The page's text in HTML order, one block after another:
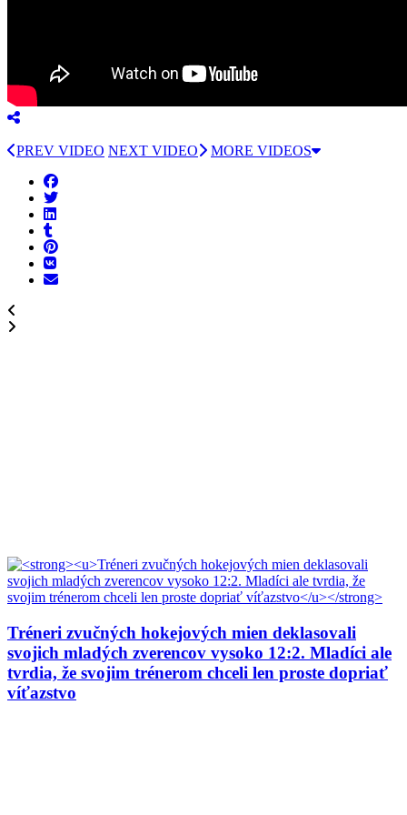
PREV VIDEO NEXT VIDEO MORE VIDEOS
Tréneri zvučných hokejových mien deklasovali
svojich mladých zverencov vysoko 12:2. Mladíci ale
tvrdia, že svojim trénerom chceli len proste dopriať
víťazstvo